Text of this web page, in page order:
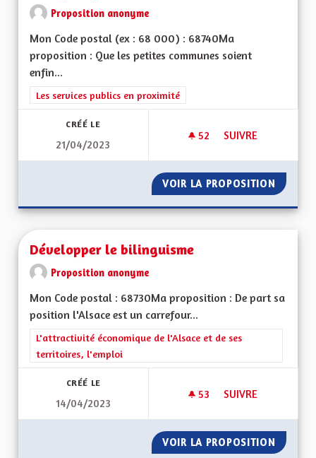
Proposition anonyme
Mon Code postal (ex : 68 000) : 68740Ma
proposition : Que les petites communes soient
enfin...
Filtrer les résultats de la catégorie : Les services publics en
Les services publics en proximité
CRÉÉ LE
21/04/2023
52 52 ABONNÉS
SUIVRE
VOIR LA PROPOSITION
Développer le bilinguisme
Proposition anonyme
Mon Code postal : 68730Ma proposition : De part sa
position l'Alsace est un carrefour...
Filtrer les résultats de la catégorie : L'attractivité
L'attractivité économique de l'Alsace et de ses
territoires, l'emploi
CRÉÉ LE
14/04/2023
53 53 ABONNÉS
SUIVRE
VOIR LA PROPOSITION